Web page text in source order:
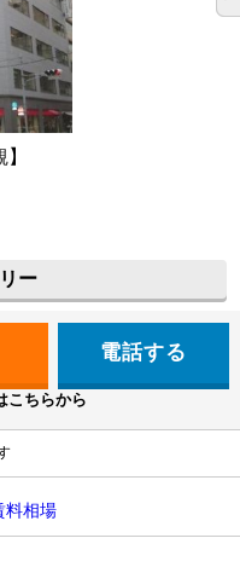
ー
電話する
こちらから
料相場